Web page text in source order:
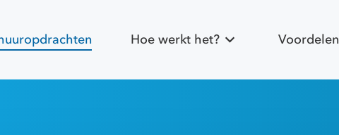
Hoe werkt het? Voordelen